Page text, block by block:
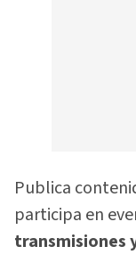
Publica
participa en
transmisiones